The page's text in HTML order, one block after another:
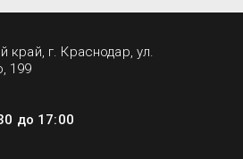
край, г. Краснодар, ул.
199
до 17:00